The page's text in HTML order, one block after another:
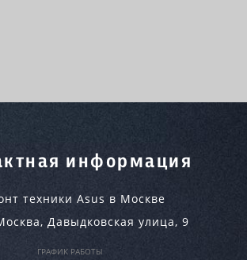
информация
техники Asus в Москве
, Давыдковская улица, 9
ГРАФИК РАБОТЫ